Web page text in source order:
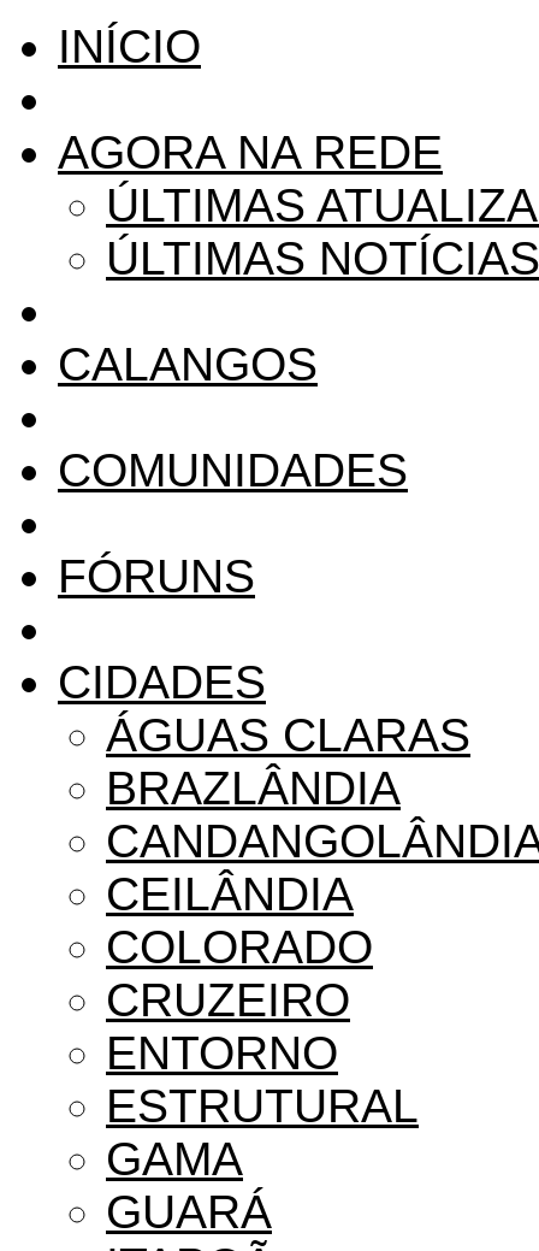
INÍCIO
AGORA NA REDE
ÚLTIMAS
ÚLTIMAS NOTÍCIAS
CALANGOS
COMUNIDADES
FÓRUNS
CIDADES
ÁGUAS CLARAS
BRAZLÂNDIA
CEILÂNDIA
COLORADO
CRUZEIRO
ENTORNO
ESTRUTURAL
GAMA
GUARÁ